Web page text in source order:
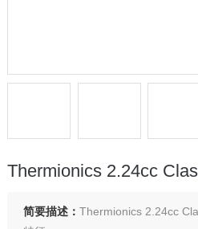
Thermionics 2.24cc
简要描述： Thermionics 2.24cc